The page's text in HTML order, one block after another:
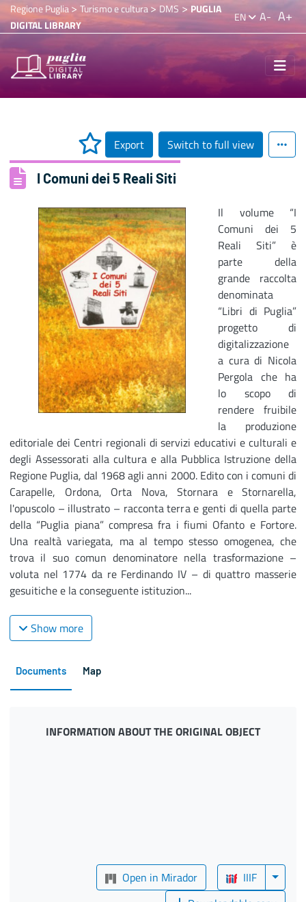
Regione Puglia> Turismo e cultura>DMS > PUGLIA
DIGITAL LIBRARY
EN A- A+
Export Switch to full view
I Comuni dei 5 Reali Siti
Il volume “I
Comuni dei 5
Reali Siti” è
parte della
grande raccolta
denominata
“Libri di Puglia”
progetto di
digitalizzazione
a cura di Nicola
Pergola che ha
lo scopo di
rendere fruibile
la produzione
editoriale dei Centri regionali di servizi educativi e culturali e
degli Assessorati alla cultura e alla Pubblica Istruzione della
Regione Puglia, dal 1968 agli anni 2000. Edito con i comuni di
Carapelle, Ordona, Orta Nova, Stornara e Stornarella,
l'opuscolo – illustrato – racconta terra e genti di quella parte
della “Puglia piana” compresa fra i fiumi Ofanto e Fortore.
Una realtà variegata, ma al tempo stesso omogenea, che
trova il suo comun denominatore nella trasformazione –
voluta nel 1774 da re Ferdinando IV – di quattro masserie
gesuitiche e la conseguente istituzion...
Show more
Documents Map
INFORMATION ABOUT THE ORIGINAL OBJECT
Open in Mirador
IIIF